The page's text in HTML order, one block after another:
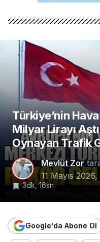
Türkiye’nin
Milyar Lirayı
Oynayan Trafik
Mevlüt Zor
11 Mayıs 2026,
3dk, 16sn
Google'da Abone Ol